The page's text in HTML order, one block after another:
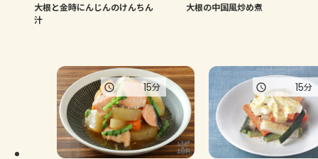
大根と金時にんじんのけんちん
汁
大根の中国風炒め煮
15分 15分